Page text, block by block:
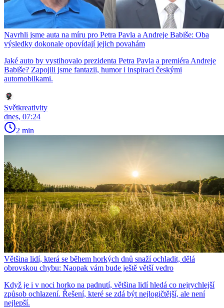
Navrhli jsme auta na míru pro Petra Pavla a Andreje Babiše: Oba
výsledky dokonale opovídají jejich povahám
Jaké auto by vystihovalo prezidenta Petra Pavla a premiéra Andreje
Babiše? Zapojili jsme fantazii, humor i inspiraci českými
automobilkami.
Světkreativity
dnes, 07:24
2 min
Většina lidí, která se během horkých dnů snaží ochladit, dělá
obrovskou chybu: Naopak vám bude ještě větší vedro
Když je i v noci horko na padnutí, většina lidí hledá co nejrychlejší
způsob ochlazení. Řešení, které se zdá být nejlogičtější, ale není
nejlepší.